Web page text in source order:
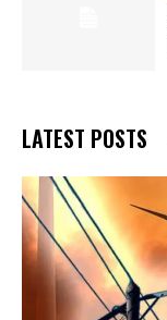
LATEST POSTS